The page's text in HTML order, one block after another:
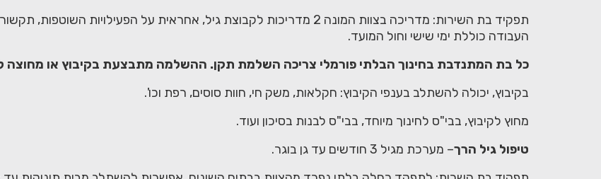
תפקיד בת השירות: מדריכה בצוות המונה 2 מדריכות לקבוצת גיל, אחראית על
העבודה כוללת ימי שישי וחול המועד.
כל בת המתנדבת בחינוך הבלתי פורמלי צריכה השלמת תקן. ההשלמה מתבצעת בקיבוץ או מחוצה
בקיבוץ, יכולה להשתלב בענפי הקיבוץ: חקלאות, משק חי, חוות סוסים, רפת וכו'.
מחוץ לקיבוץ, בבי"ס לחינוך מיוחד, בבי"ס לבנות בסיכון ועוד.
טיפול גיל הרך– מערכת מגיל 3 חודשים עד גן בוגר.